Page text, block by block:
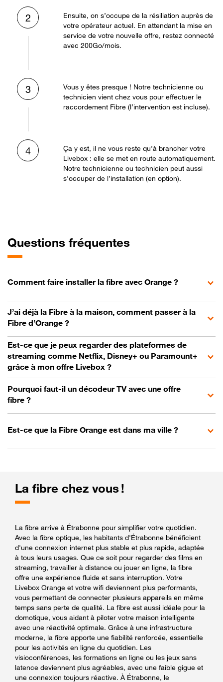
2
Ensuite, on s’occupe de la résiliation auprès de
votre opérateur actuel. En attendant la mise en
service de votre nouvelle offre, restez connecté
avec 200Go/mois.
3
Vous y êtes presque ! Notre technicienne ou
technicien vient chez vous pour effectuer le
raccordement Fibre (l’intervention est incluse).
4
Ça y est, il ne vous reste qu’à brancher votre
Livebox : elle se met en route automatiquement.
Notre technicienne ou technicien peut aussi
s’occuper de l’installation (en option).
Questions fréquentes
Comment faire installer la fibre avec Orange ?
J’ai déjà la Fibre à la maison, comment passer à la
Fibre d’Orange ?
Est-ce que je peux regarder des plateformes de
streaming comme Netflix, Disney+ ou Paramount+
grâce à mon offre Livebox ?
Pourquoi faut-il un décodeur TV avec une offre
fibre ?
Est-ce que la Fibre Orange est dans ma ville ?
La fibre chez vous !
La fibre arrive à Étrabonne pour simplifier votre quotidien.
Avec la fibre optique, les habitants d'Étrabonne bénéficient
d'une connexion internet plus stable et plus rapide, adaptée
à tous leurs usages. Que ce soit pour regarder des films en
streaming, travailler à distance ou jouer en ligne, la fibre
offre une expérience fluide et sans interruption. Votre
Livebox Orange et votre wifi deviennent plus performants,
vous permettant de connecter plusieurs appareils en même
temps sans perte de qualité. La fibre est aussi idéale pour la
domotique, vous aidant à piloter votre maison intelligente
avec une réactivité optimale. Grâce à une infrastructure
moderne, la fibre apporte une fiabilité renforcée, essentielle
pour les activités en ligne du quotidien. Les
visioconférences, les formations en ligne ou les jeux sans
latence deviennent plus agréables, avec une faible gigue et
une connexion toujours réactive. À Étrabonne, le